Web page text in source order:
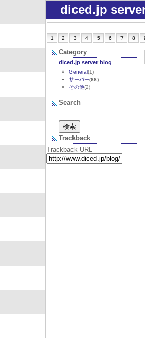
diced.jp
1 2 3 4 5 6 7 8
Category
diced.jp server blog
General(1)
サーバー(68)
その他(2)
Search
Trackback
Trackback URL